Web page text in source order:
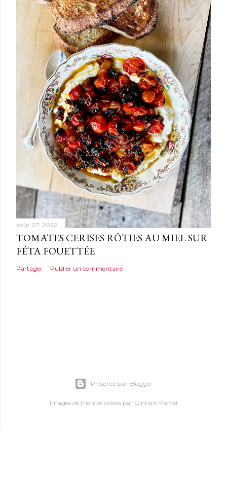
août 07, 2022
TOMATES CERISES RÔTIES AU MIEL SUR
FÉTA FOUETTÉE
Partager Publier un commentaire
Présenté par Blogger
Images de thèmes créées par Gintare Marcel